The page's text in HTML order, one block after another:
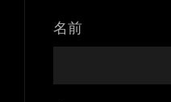
名前